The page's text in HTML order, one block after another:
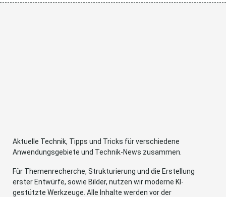
Aktuelle Technik, Tipps und Tricks für verschiedene
Anwendungsgebiete und Technik-News zusammen.
Für Themenrecherche, Strukturierung und die Erstellung
erster Entwürfe, sowie Bilder, nutzen wir moderne KI-
gestützte Werkzeuge. Alle Inhalte werden vor der